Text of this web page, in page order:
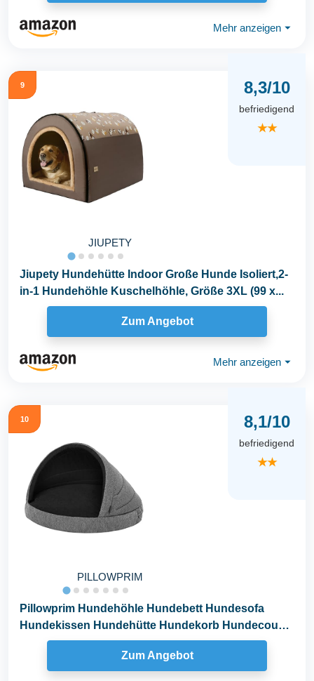
Mehr anzeigen ⏷
9
JIUPETY
8,3/10
befriedigend
★★
Jiupety Hundehütte Indoor Große Hunde Isoliert,2-
in-1 Hundehöhle Kuschelhöhle, Größe 3XL (99 x...
Zum Angebot
Mehr anzeigen ⏷
10
PILLOWPRIM
8,1/10
befriedigend
★★
Pillowprim Hundehöhle Hundebett Hundesofa
Hundekissen Hundehütte Hundekorb Hundecouch
Ruheplatz...
Zum Angebot